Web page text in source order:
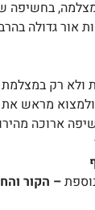
אור גדולה
ולא רק במצלמת
מראש
שניות (חשיפה
– הקור